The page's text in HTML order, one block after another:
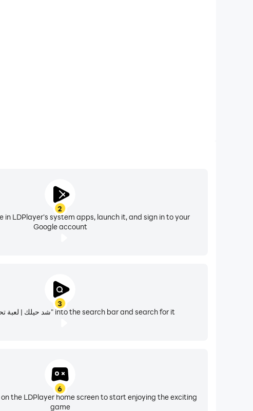
2
in LDPlayer's system apps, launch it, and sign in to your
Google account
3
Enter "شد حيلك | لعبة تحدي واسئله" into the search bar and search for it
6
the LDPlayer home screen to start enjoying the exciting
game